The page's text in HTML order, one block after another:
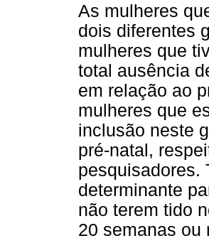
As mulheres
dois diferentes
mulheres que
total ausência
em relação ao
mulheres que
inclusão neste
pré-natal,
pesquisadores.
determinante
não terem tido
20 semanas ou